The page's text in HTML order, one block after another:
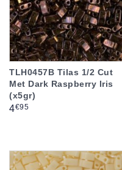
TLH0457B Tilas 1/2 Cut
Met Dark Raspberry Iris
(x5gr)
Prix
4€95